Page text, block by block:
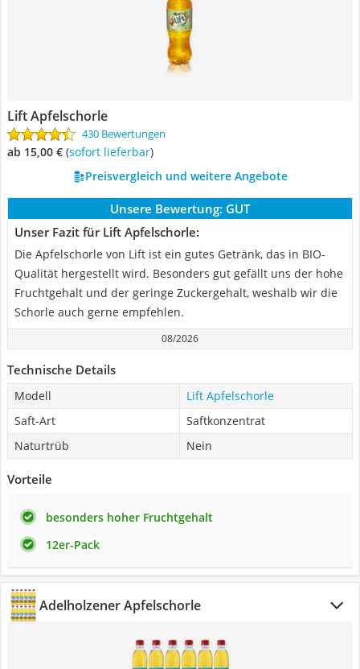
Lift Apfelschorle
430 Bewertungen
ab 15,00 € ( Sofort lieferbar)
Preisvergleich und weitere Angebote
Unsere Bewertung: GUT
Unser Fazit für Lift Apfelschorle:
Die Apfelschorle von Lift ist ein gutes Getränk, das in BIO-
Qualität hergestellt wird. Besonders gut gefällt uns der hohe
Fruchtgehalt und der geringe Zuckergehalt, weshalb wir die
Schorle auch gerne empfehlen.
08/2026
Technische Details
Modell
Lift Apfelschorle
Saft-Art
Saftkonzentrat
Naturtrüb
Nein
Vorteile
besonders hoher Fruchtgehalt
12er-Pack
Adelholzener Apfelschorle